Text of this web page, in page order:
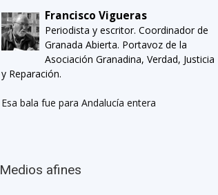
Francisco Vigueras
Periodista y escritor. Coordinador de
Granada Abierta. Portavoz de la
Asociación Granadina, Verdad, Justicia
y Reparación.
Esa bala fue para Andalucía entera
Medios afines